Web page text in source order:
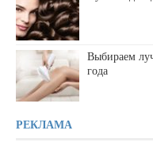
Выбираем
года
РЕКЛАМА